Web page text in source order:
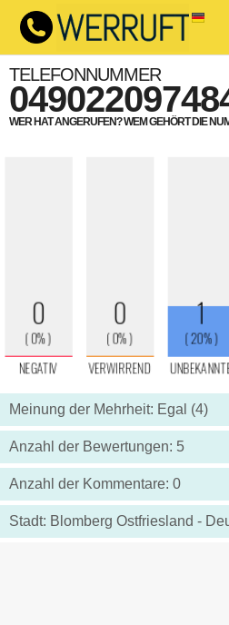
TELEFONNUMMER
WER HAT ANGERUFEN? WEM GEHÖRT DIE
Meinung der Mehrheit: Egal (4)
Anzahl der Bewertungen: 5
Anzahl der Kommentare: 0
Stadt: Blomberg Ostfriesland -